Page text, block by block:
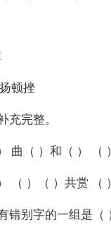
顿挫
完整。
（ ）和（ ） （
）（ ）共赏 （
别字的一组是（